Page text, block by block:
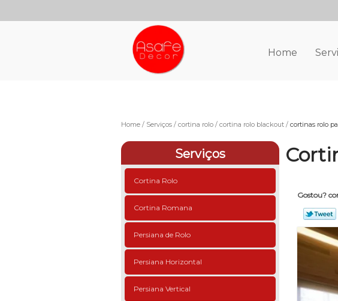
Home
Home Serviços cortina rolo cortina rolo blackout cortinas rolo
Serviços
Cortina Rolo
Cortina Romana
Persiana de Rolo
Persiana Horizontal
Persiana Vertical
Gostou?